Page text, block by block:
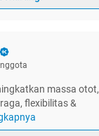
massa otot,
flexibilitas &